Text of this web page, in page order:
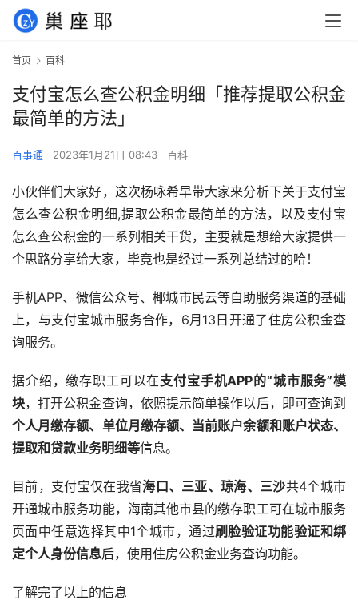
首页 百科
支付宝怎么查公积金明细「推荐提取公积金
最简单的方法」
百事通 2023年1月21日 08:43 百科
小伙伴们大家好，这次杨咏希早带大家来分析下关于支付宝
怎么查公积金明细,提取公积金最简单的方法，以及支付宝
怎么查公积金的一系列相关干货，主要就是想给大家提供一
个思路分享给大家，毕竟也是经过一系列总结过的哈！
手机APP、微信公众号、椰城市民云等自助服务渠道的基础
上，与支付宝城市服务合作，6月13日开通了住房公积金查
询服务。
据介绍，缴存职工可以在支付宝手机APP的“城市服务”模
块，打开公积金查询，依照提示简单操作以后，即可查询到
个人月缴存额、单位月缴存额、当前账户余额和账户状态、
提取和贷款业务明细等信息。
目前，支付宝仅在我省海口、三亚、琼海、三沙共4个城市
开通城市服务功能，海南其他市县的缴存职工可在城市服务
页面中任意选择其中1个城市，通过刷脸验证功能验证和绑
定个人身份信息后，使用住房公积金业务查询功能。
了解完了以上的信息